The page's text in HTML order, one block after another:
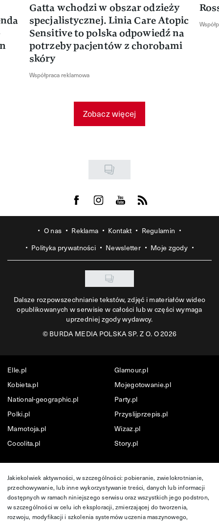
Gatta wchodzi w obszar odzieży
specjalistycznej. Linia Care Atopic
Sensitive to polska odpowiedź na
potrzeby pacjentów z chorobami
skóry
Współpraca reklamowa
Zobacz więcej
Visit us on Facebook
Visit us on Instagram
Visit us on Youtube
Visit us on Rss
O nas Reklama Kontakt
Regulamin
Polityka prywatności
Newsletter Moje zgody
Dalsze rozpowszechnianie tekstów, zdjęć i materiałów wideo
opublikowanych w serwisie w całości lub w części wymaga
uprzedniej zgody wydawcy.
©BURDA MEDIA POLSKA SP. Z O. O 2026
Elle.pl
Glamour.pl
Kobieta.pl
Mojegotowanie.pl
National-geographic.pl
Party.pl
Polki.pl
Przyslijprzepis.pl
Mamotoja.pl
Wizaz.pl
Cocolita.pl
Story.pl
Jakiekolwiek aktywności, w szczególności: pobieranie, zwielokrotnianie,
przechowywanie, lub inne wykorzystywanie treści, danych lub informacji
dostępnych w ramach niniejszego serwisu oraz wszystkich jego podstron,
w szczególności w celu ich eksploracji, zmierzającej do tworzenia,
rozwoju, modyfikacji i szkolenia systemów uczenia maszynowego,